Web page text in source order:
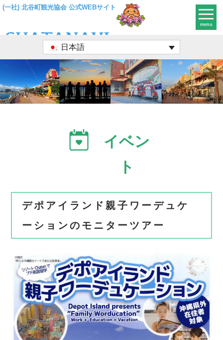
(一社) 北谷町観光協会 公式WEBサイト
日本語
menu
イベン
ト
デポアイランド親⼦ワーデュケ
ーションのモニターツアー